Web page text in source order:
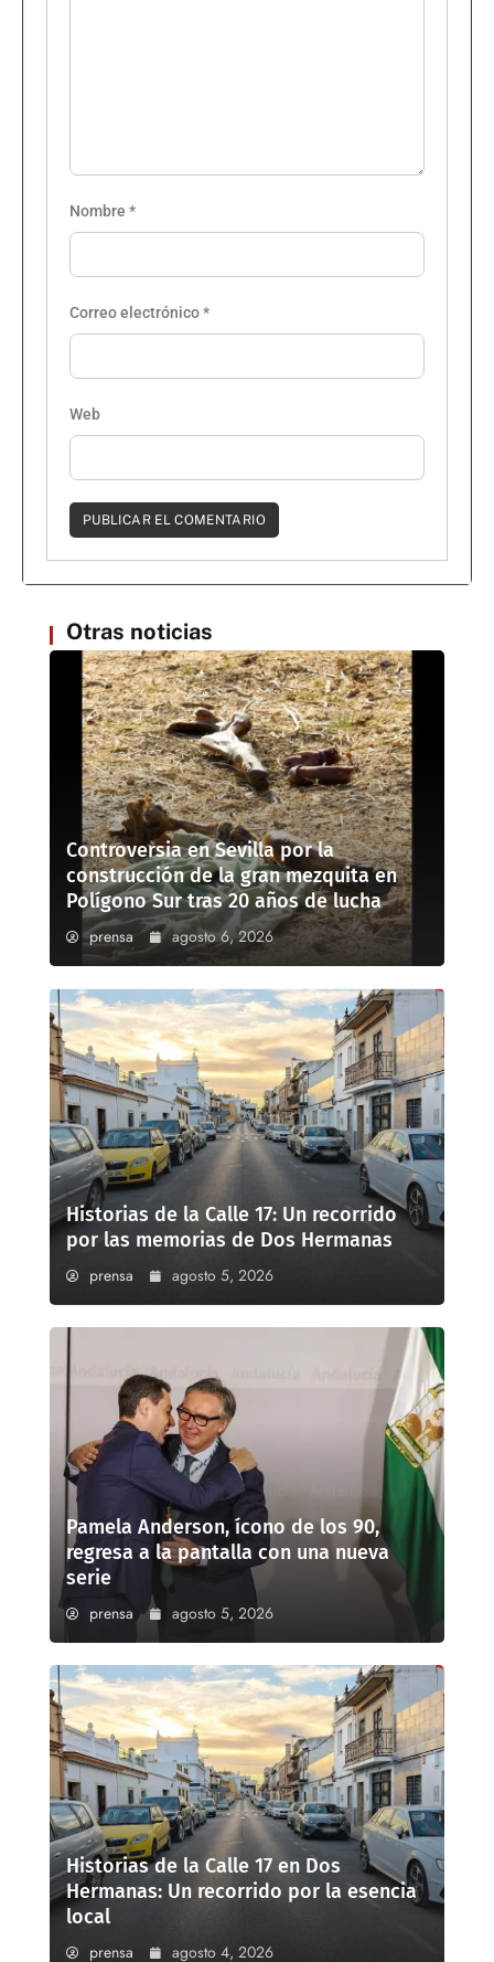
Nombre *
Correo electrónico*
Web
Otras noticias
Controversia en Sevilla por la
construcción de la gran mezquita en
Polígono Sur tras 20 años de lucha
prensa agosto 6, 2026
Historias de la Calle 17: Un recorrido
por las memorias de Dos Hermanas
prensa agosto 5, 2026
Pamela Anderson, ícono de los 90,
regresa a la pantalla con una nueva
serie
prensa agosto 5, 2026
Historias de la Calle 17 en Dos
Hermanas: Un recorrido por la esencia
local
prensa agosto 4, 2026